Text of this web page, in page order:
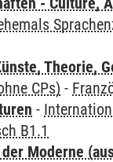
Theorie,
CPs) -
-
B1.1
Moderne